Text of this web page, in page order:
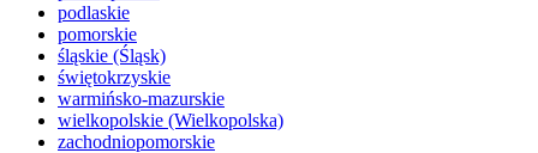
podlaskie
pomorskie
śląskie (Śląsk)
świętokrzyskie
warmińsko-mazurskie
wielkopolskie (Wielkopolska)
zachodniopomorskie